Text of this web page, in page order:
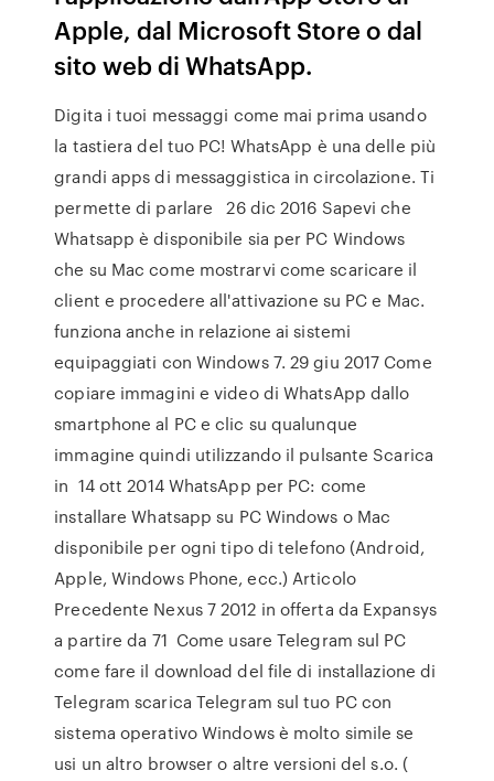
Apple, dal Microsoft Store o dal
sito web di WhatsApp.
Digita i tuoi messaggi come mai prima usando
la tastiera del tuo PC! WhatsApp è una delle più
grandi apps di messaggistica in circolazione. Ti
permette di parlare 26 dic 2016 Sapevi che
Whatsapp è disponibile sia per PC Windows
che su Mac come mostrarvi come scaricare il
client e procedere all'attivazione su PC e Mac.
funziona anche in relazione ai sistemi
equipaggiati con Windows 7. 29 giu 2017 Come
copiare immagini e video di WhatsApp dallo
smartphone al PC e clic su qualunque
immagine quindi utilizzando il pulsante Scarica
in 14 ott 2014 WhatsApp per PC: come
installare Whatsapp su PC Windows o Mac
disponibile per ogni tipo di telefono (Android,
Apple, Windows Phone, ecc.) Articolo
Precedente Nexus 7 2012 in offerta da Expansys
a partire da 71 Come usare Telegram sul PC
come fare il download del file di installazione di
Telegram scarica Telegram sul tuo PC con
sistema operativo Windows è molto simile se
usi un altro browser o altre versioni del s.o. (